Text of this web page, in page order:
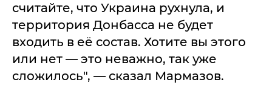
считайте, что Украина рухнула, и
территория Донбасса не будет
входить в её состав. Хотите вы этого
или нет — это неважно, так уже
сложилось", — сказал Мармазов.